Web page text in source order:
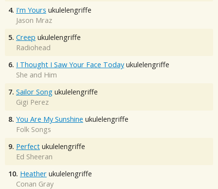
4. I'm Yours ukulelengriffe
Jason Mraz
5. Creep ukulelengriffe
Radiohead
6. I Thought I Saw Your Face Today ukulelengriffe
She and Him
7. Sailor Song ukulelengriffe
Gigi Perez
8. You Are My Sunshine ukulelengriffe
Folk Songs
9. Perfect ukulelengriffe
Ed Sheeran
10. Heather ukulelengriffe
Conan Gray